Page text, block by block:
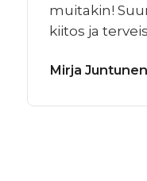
muitakin!
kiitos ja
Mirja Juntunen